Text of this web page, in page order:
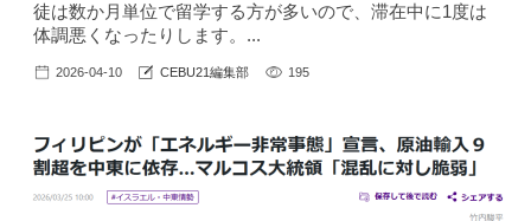
徒は数か月単位で留学する方が多いので、滞在中に1度は
体調悪くなったりします。...
2026-04-10 CEBU21編集部 195